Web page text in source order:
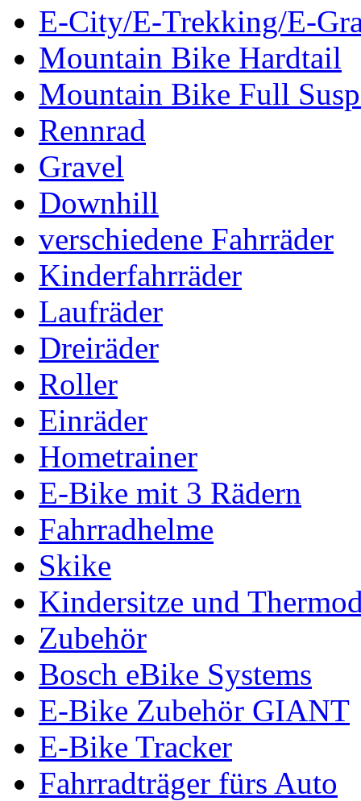
E-City/E-Trekking/E-
Mountain Bike Hardtail
Mountain Bike Full
Rennrad
Gravel
Downhill
verschiedene Fahrräder
Kinderfahrräder
Laufräder
Dreiräder
Roller
Einräder
Hometrainer
E-Bike mit 3 Rädern
Fahrradhelme
Skike
Kindersitze und
Zubehör
Bosch eBike Systems
E-Bike Zubehör GIANT
E-Bike Tracker
Fahrradträger fürs Auto